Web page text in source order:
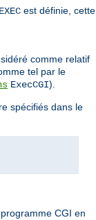
est définie, cette
comme relatif
tel par le
ExecCGI).
spécifiés dans le
CGI en